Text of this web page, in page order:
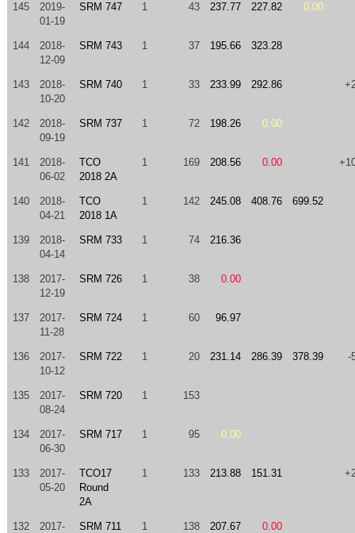
145
2019-
01-19
SRM 747 1 43 237.77 227.82 0.00
144
2018-
12-09
SRM 743 1 37 195.66 323.28
143
2018-
10-20
SRM 740 1 33 233.99 292.86
142
2018-
09-19
SRM 737 1 72 198.26 0.00
141
2018-
06-02
TCO
2018 2A
1 169 208.56 0.00
140
2018-
04-21
TCO
2018 1A
1 142 245.08 408.76 699.52
139
2018-
04-14
SRM 733 1 74 216.36
138
2017-
12-19
SRM 726 1 38 0.00
137
2017-
11-28
SRM 724 1 60 96.97
136
2017-
10-12
SRM 722 1 20 231.14 286.39 378.39 -
135
2017-
08-24
SRM 720 1 153
134
2017-
06-30
SRM 717 1 95 0.00
133
2017-
05-20
TCO17
Round
2A
1 133 213.88 151.31
132
2017-
SRM 711 1 138 207.67 0.00